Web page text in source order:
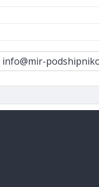
info@mir-